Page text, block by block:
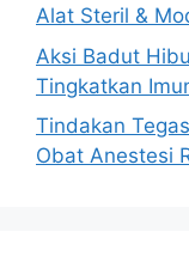
Alat Steril &
Aksi Badut
Tingkatkan
Tindakan
Obat Anestesi